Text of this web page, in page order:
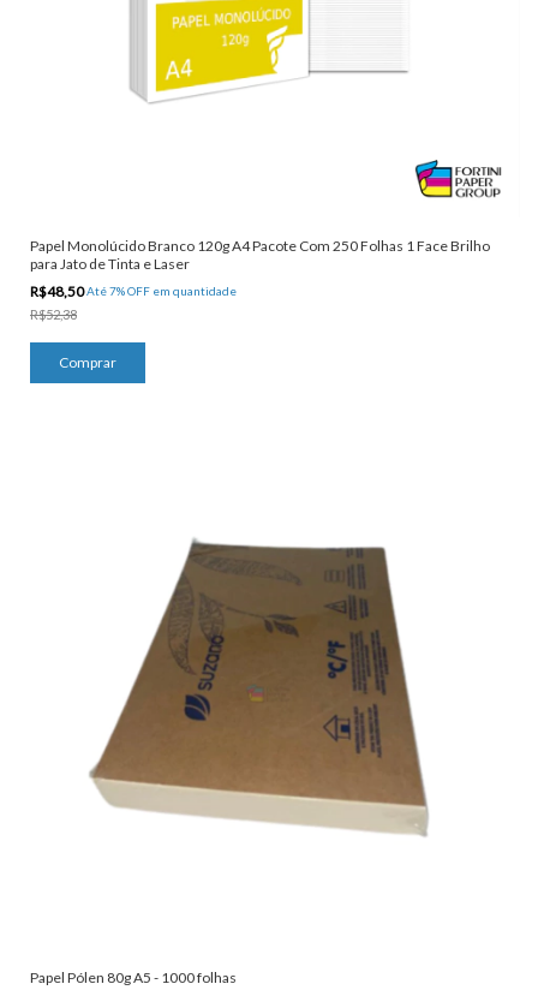
Papel Monolúcido Branco 120g A4 Pacote Com 250 Folhas 1 Face Brilho
para Jato de Tinta e Laser
R$48,50Até 7% OFF em quantidade
R$52,38
Papel Pólen 80g A5 - 1000 folhas